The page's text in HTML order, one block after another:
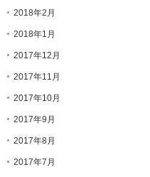
2018年2月
2018年1月
2017年12月
2017年11月
2017年10月
2017年9月
2017年8月
2017年7月